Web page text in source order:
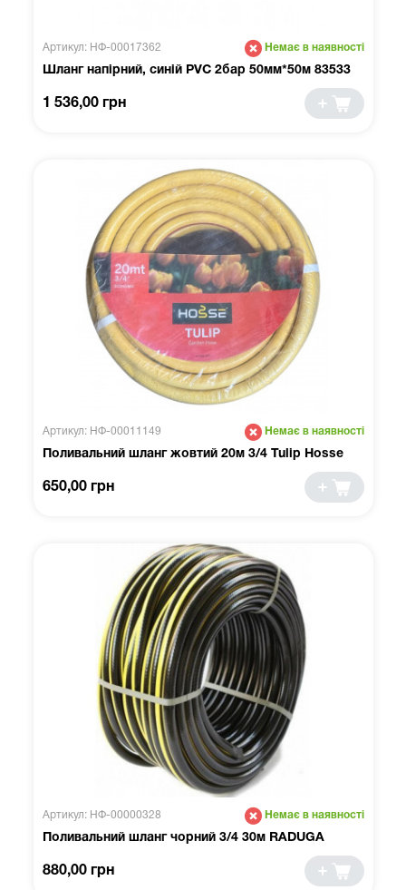
Артикул: НФ-00017362 Немає в наявності
Шланг напірний, синій PVC 2бар 50мм*50м 83533
1 536,00 грн
Артикул: НФ-00011149 Немає в наявності
Поливальний шланг жовтий 20м 3/4 Tulip Hosse
650,00 грн
Артикул: НФ-00000328 Немає в наявності
Поливальний шланг чорний 3/4 30м RADUGA
880,00 грн